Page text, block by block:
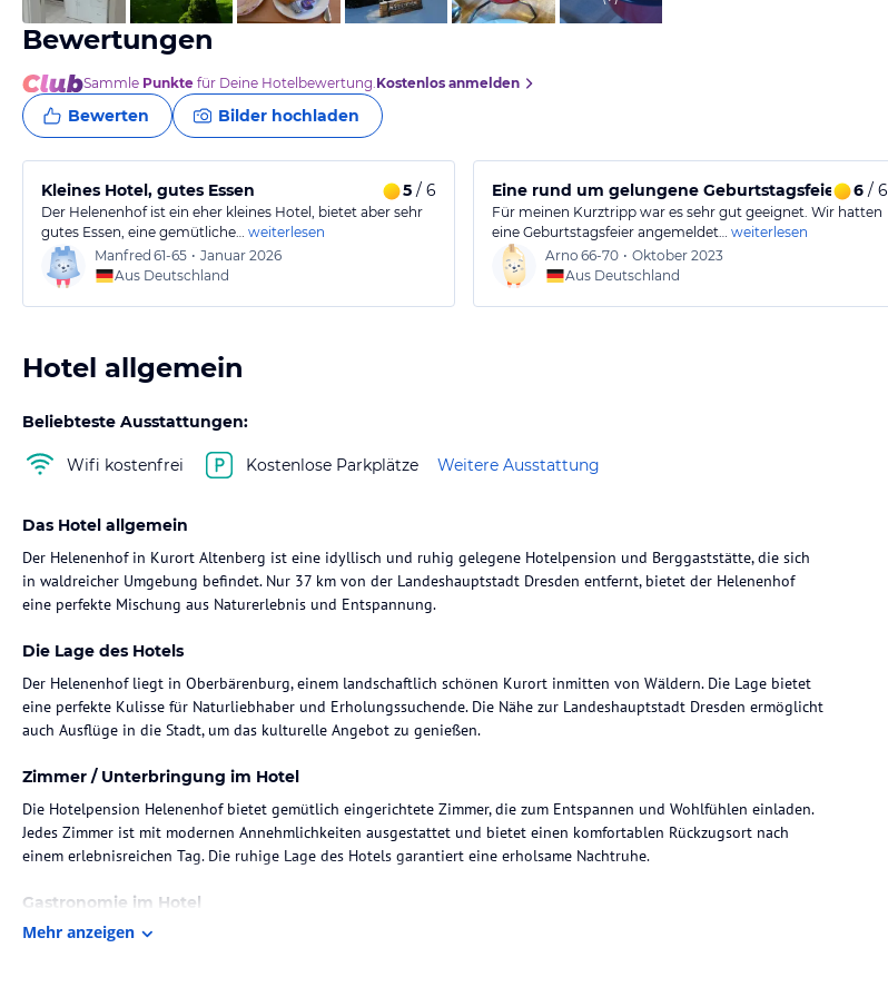
Bewertungen
Sammle Punkte für Deine Hotelbewertung.Kostenlos anmelden
Bewerten Bilder hochladen
Kleines Hotel, gutes Essen 5 / 6
Der Helenenhof ist ein eher kleines Hotel, bietet aber sehr
gutes Essen, eine gemütliche… weiterlesen
Manfred 61-65 • Januar 2026
Aus Deutschland
Eine rund um gelungene Geburtstagsfeier 6/ 6
Für meinen Kurztripp war es sehr gut geeignet. Wir hatten
eine Geburtstagsfeier angemeldet… weiterlesen
Arno 66-70 • Oktober 2023
Aus Deutschland
Hotel allgemein
Beliebteste Ausstattungen:
Wifi kostenfrei Kostenlose Parkplätze Weitere Ausstattung
Das Hotel allgemein
Der Helenenhof in Kurort Altenberg ist eine idyllisch und ruhig gelegene Hotelpension und Berggaststätte, die sich
in waldreicher Umgebung befindet. Nur 37 km von der Landeshauptstadt Dresden entfernt, bietet der Helenenhof
eine perfekte Mischung aus Naturerlebnis und Entspannung.
Die Lage des Hotels
Der Helenenhof liegt in Oberbärenburg, einem landschaftlich schönen Kurort inmitten von Wäldern. Die Lage bietet
eine perfekte Kulisse für Naturliebhaber und Erholungssuchende. Die Nähe zur Landeshauptstadt Dresden ermöglicht
auch Ausflüge in die Stadt, um das kulturelle Angebot zu genießen.
Zimmer / Unterbringung im Hotel
Die Hotelpension Helenenhof bietet gemütlich eingerichtete Zimmer, die zum Entspannen und Wohlfühlen einladen.
Jedes Zimmer ist mit modernen Annehmlichkeiten ausgestattet und bietet einen komfortablen Rückzugsort nach
einem erlebnisreichen Tag. Die ruhige Lage des Hotels garantiert eine erholsame Nachtruhe.
Gastronomie im Hotel
Im Helenenhof erwartet Sie eine Berggaststätte, in der Sie regionale Spezialitäten und hausgemachte Gerichte
Mehr anzeigen